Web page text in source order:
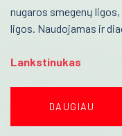
Radiologija
Genetika
Trombocitų
Medicininė šaldymo
Ginekologinės kėdės
Kraujo surinkimo
nugaros smegenų
ligos. Naudojamas ir
Lankstinukas
DAUGIAU